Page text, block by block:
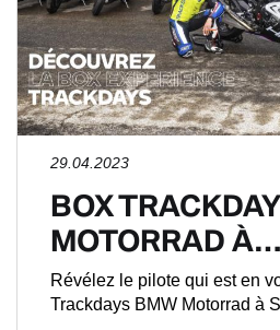
29.04.2023
BOX
MOTORRAD À…
Révélez le pilote qui est en
Trackdays BMW Motorrad à